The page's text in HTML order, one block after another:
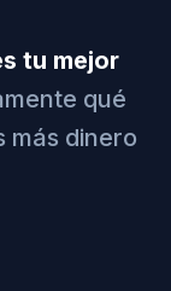
tu mejor
qué
más dinero